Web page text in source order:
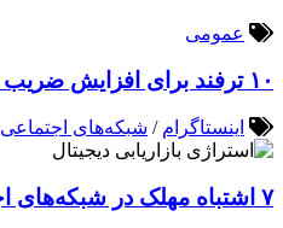
عمومی
۱۰ ترفند برای افزایش ضریب مشارکت در اینستاگرام
اینستاگرام / شبکه‌های اجتماعی
۷ اشتباه مهلک در شبکه‌های اجتماعی